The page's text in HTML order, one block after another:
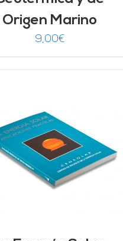
Origen Marino
9,00€
AÑADIR AL CARRITO
/
DETALLES